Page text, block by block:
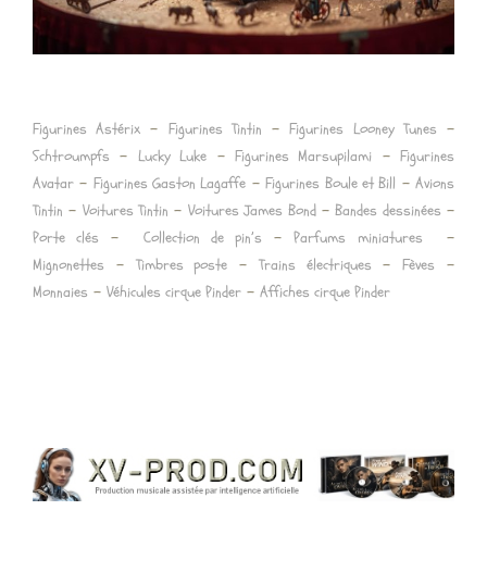
Figurines Astérix – Figurines Tintin –Figurines Looney Tunes –
Schtroumpfs – Lucky Luke – Figurines Marsupilami – Figurines
Avatar – Figurines Gaston Lagaffe –Figurines Boule et Bill –Avions
Tintin – Voitures Tintin – Voitures James Bond–Bandes dessinées –
Porte clés – Collection de pin’s –Parfums miniatures –
Mignonettes – Timbres poste – Trains électriques –Fèves –
Monnaies – Véhicules cirque Pinder – Affiches cirque Pinder